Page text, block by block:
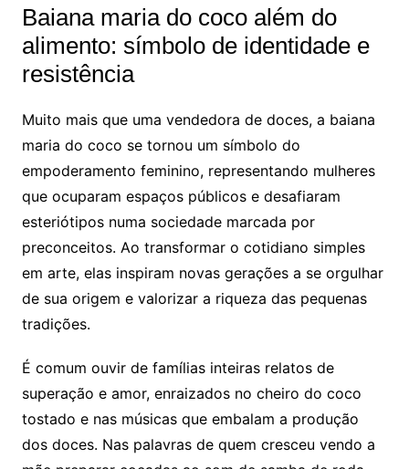
Baiana maria do coco além do
alimento: símbolo de identidade e
resistência
Muito mais que uma vendedora de doces, a baiana
maria do coco se tornou um símbolo do
empoderamento feminino, representando mulheres
que ocuparam espaços públicos e desafiaram
esteriótipos numa sociedade marcada por
preconceitos. Ao transformar o cotidiano simples
em arte, elas inspiram novas gerações a se orgulhar
de sua origem e valorizar a riqueza das pequenas
tradições.
É comum ouvir de famílias inteiras relatos de
superação e amor, enraizados no cheiro do coco
tostado e nas músicas que embalam a produção
dos doces. Nas palavras de quem cresceu vendo a